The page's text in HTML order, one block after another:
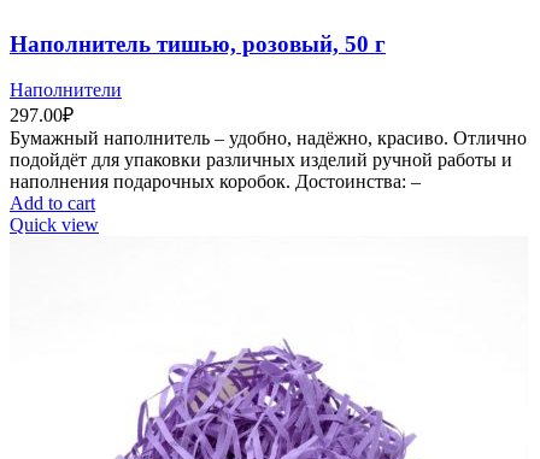
Наполнитель тишью, розовый, 50 г
Наполнители
297.00₽
Бумажный наполнитель – удобно, надёжно, красиво. Отлично
подойдёт для упаковки различных изделий ручной работы и
наполнения подарочных коробок. Достоинства: –
Add to cart
Quick view